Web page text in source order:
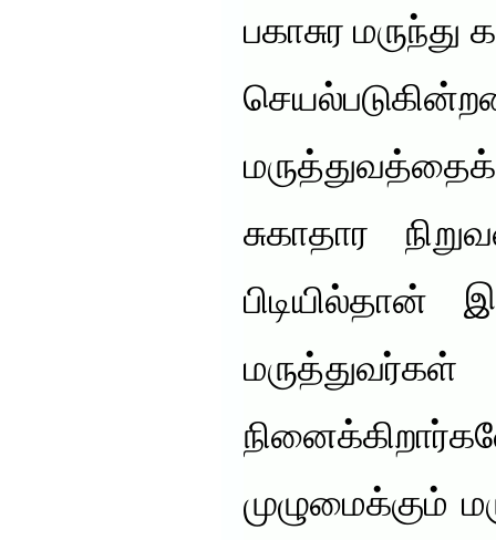
பகாசுர
சுகாதார
பிடியில்தான்
முழுமைக்கும்